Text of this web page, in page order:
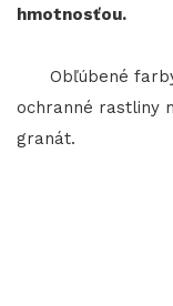
hmotnosťou.
Obľúbené farby
ochranné rastliny
granát.